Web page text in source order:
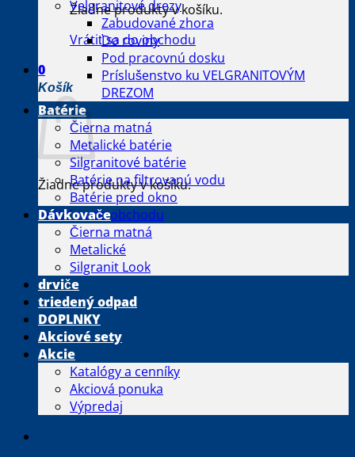
Žiadne produkty v košíku.
Vrátiť sa do obchodu
0
Košík
Žiadne produkty v košíku.
Vrátiť sa do obchodu
Velgranitové drezy
Zabudované zhora
Do roviny
Pod pracovnú dosku
Príslušenstvo ku VELGRANITOVÝM
DREZOM
Batérie
Čierna matná
Metalické batérie
Silgranitové batérie
Batérie na filtrovanú vodu
Batérie pred okno
Dávkovače
Čierna matná
Metalické
Silgranit Look
drviče
triedený odpad
DOPLNKY
Akciové sety
Akcie
Katalógy a cenníky
Akciová ponuka
Výpredaj